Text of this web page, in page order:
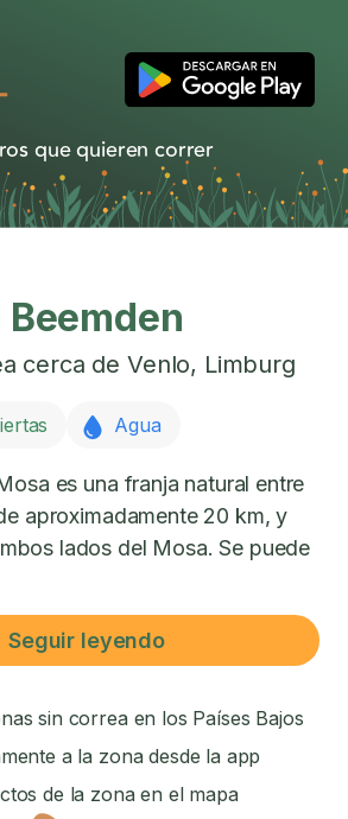
que quieren correr
Beemden
cerca de Venlo, Limburg
Agua
es una franja natural entre
aproximadamente 20 km, y
lados del Mosa. Se puede
Seguir leyendo
sin correa en los Países Bajos
a la zona desde la app
de la zona en el mapa